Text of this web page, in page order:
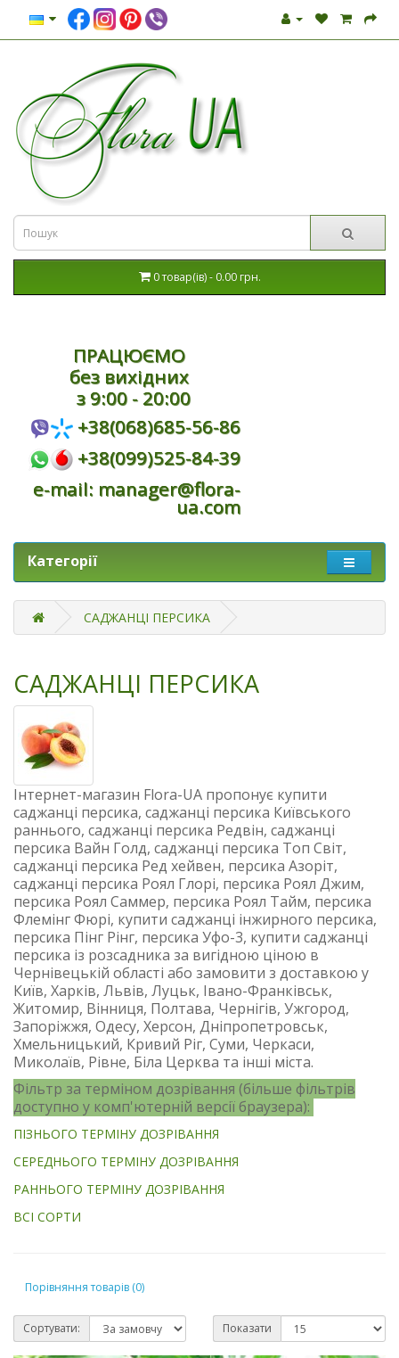
0 товар(ів) - 0.00 грн.
ПРАЦЮЄМО
без вихідних
з 9:00 - 20:00
+38(068)685-56-86
+38(099)525-84-39
e-mail: manager@flora-
ua.com
Категорії
САДЖАНЦІ ПЕРСИКА
САДЖАНЦІ ПЕРСИКА
Інтернет-магазин Flora-UA пропонує купити
саджанці персика, саджанці персика Київського
раннього, саджанці персика Редвін, саджанці
персика Вайн Голд, саджанці персика Топ Світ,
саджанці персика Ред хейвен, персика Азоріт,
саджанці персика Роял Глорі, персика Роял Джим,
персика Роял Саммер, персика Роял Тайм, персика
Флемінг Фюрі, купити саджанці інжирного персика,
персика Пінг Рінг, персика Уфо-3, купити саджанці
персика із розсадника за вигідною ціною в
Чернівецькій області або замовити з доставкою у
Київ, Харків, Львів, Луцьк, Івано-Франківськ,
Житомир, Вінниця, Полтава, Чернігів, Ужгород,
Запоріжжя, Одесу, Херсон, Дніпропетровськ,
Хмельницький, Кривий Ріг, Суми, Черкаси,
Миколаїв, Рівне, Біла Церква та інші міста.
Фільтр за терміном дозрівання (більше фільтрів
доступно у комп'ютерній версії браузера):
ПІЗНЬОГО ТЕРМІНУ ДОЗРІВАННЯ
СЕРЕДНЬОГО ТЕРМІНУ ДОЗРІВАННЯ
РАННЬОГО ТЕРМІНУ ДОЗРІВАННЯ
ВСІ СОРТИ
Порівняння товарів (0)
Сортувати: Показати